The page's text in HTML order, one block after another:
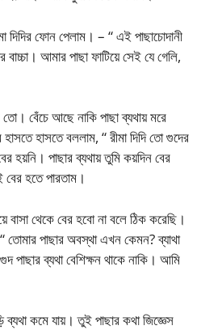
দিদির ফোন পেলাম। – “ এই পাছাচোদানী
বাচ্চা। আমার পাছা ফাটিয়ে সেই যে গেলি,
বেঁচে আছে নাকি পাছা ব্যথায় মরে
হাসতে বললাম, “ রীমা দিদি তো গুদের
হয়নি। পাছার ব্যথায় তুমি কয়দিন বের
হতে পারতাম।
বাসা থেকে বের হবো না বলে ঠিক করেছি।
পাছার অবস্থা এখন কেমন? ব্যাথা
ব্যথা বেশিক্ষন থাকে নাকি। আমি
ব্যথা কমে যায়। তুই পাছার কথা জিজ্ঞেস